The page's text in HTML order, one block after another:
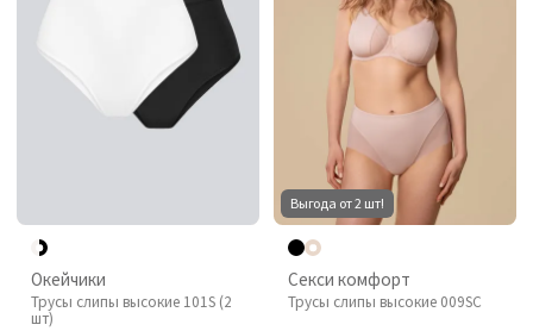
Окейчики
Трусы слипы высокие 101S (2
шт)
Выгода от 2 шт!
Секси комфорт
Трусы слипы высокие 009SC